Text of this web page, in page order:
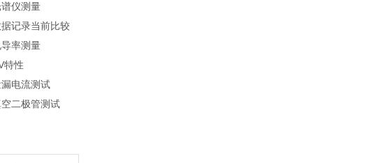
仪测量
记录当前比较
导率测量
特性
电流测试
二极管测试